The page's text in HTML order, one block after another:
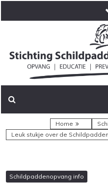
to
Home
Leuk stukje over de
Schildpaddenopvang info